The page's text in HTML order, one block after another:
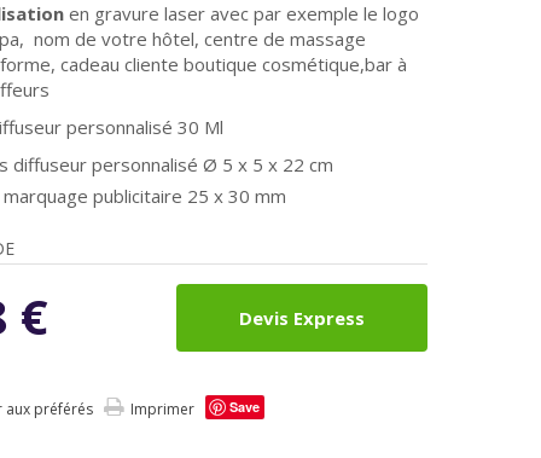
en gravure laser avec par exemple le logo
nom de votre hôtel, centre de massage
cadeau cliente boutique cosmétique,bar à
personnalisé 30 Ml
diffuseur personnalisé Ø 5 x 5 x 22 cm
marquage publicitaire 25 x 30 mm
€ Devis Express
aux préférés Imprimer Save